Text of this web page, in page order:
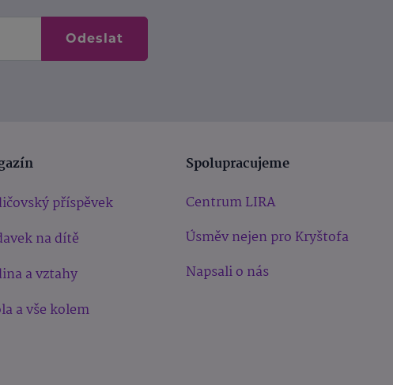
Odeslat
příspěvek
na dítě
a vztahy
a vše kolem
Spolupracujeme
Centrum LIRA
Úsměv nejen pro Kryštofa
Napsali o nás